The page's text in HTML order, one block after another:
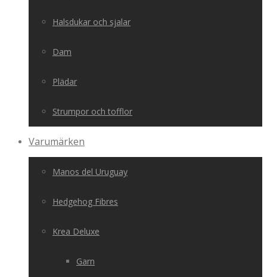
Halsdukar och sjalar
Dam
Plädar
Strumpor och tofflor
Varumärken
Manos del Uruguay
Hedgehog Fibres
Krea Deluxe
Garn